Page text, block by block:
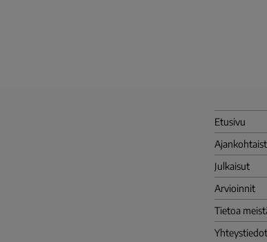
Etusivu
Julkaisut
Arvioinnit
Tietoa
Yhteystiedot